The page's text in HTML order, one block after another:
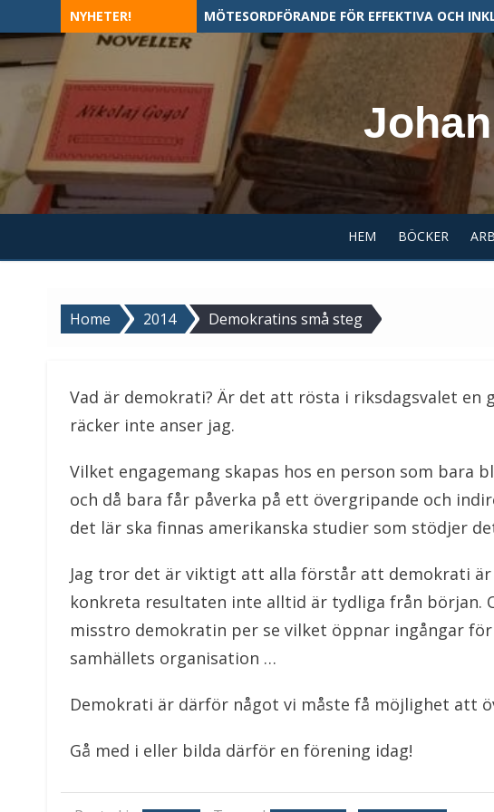
to
content
NYHETER! MÖTESORDFÖRANDE FÖR EFFEKTIVA OCH
HEM BÖCKER
Home 2014 Demokratins små steg
Vad är demokrati? Är det att rösta i riksdagsvalet
räcker inte anser jag.
Vilket engagemang skapas hos en person som
och då bara får påverka på ett övergripande och
det lär ska finnas amerikanska studier som stödjer
Jag tror det är viktigt att alla förstår att demokrati
konkreta resultaten inte alltid är tydliga från början.
misstro demokratin per se vilket öppnar ingångar
samhällets organisation …
Demokrati är därför något vi måste få möjlighet att
Gå med i eller bilda därför en förening idag!